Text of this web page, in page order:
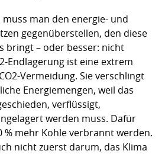
muss man den energie- und
gegenüberstellen, den diese
bringt – oder besser: nicht
Endlagerung ist eine extrem
Vermeidung. Sie verschlingt
Energiemengen, weil das
verflüssigt,
werden muss. Dafür
% mehr Kohle verbrannt werden.
nicht zuerst darum, das Klima